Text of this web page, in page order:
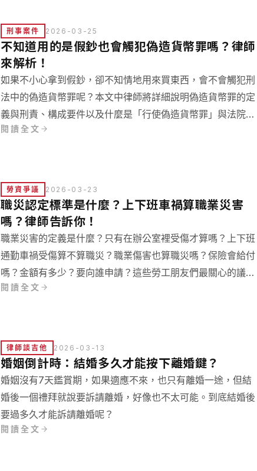
刑事案件 2026-03-25
不知道用的是假鈔也會觸犯偽造貨幣罪嗎？律師
來解析！
如果不小心拿到假鈔，卻不知情地用來買東西，會不會觸犯刑
法中的偽造貨幣罪呢？本文中律師將詳細說明偽造貨幣罪的定
義與刑責、構成要件以及什麼是「行使偽造貨幣罪」與法院見
解，並用判決幫助您快速了解刑法偽造貨幣罪！
閱讀全文
勞資爭議 2026-03-23
職災認定標準是什麼？上下班車禍算職業災害
嗎？律師告訴你！
職業災害的定義是什麼？只有在辦公室裡受傷才算嗎？上下班
通勤車禍受傷算不算職災？職業傷害也算職災嗎？保險會給付
嗎？金額有多少？要向誰申請？這些勞工朋友們最關心的議
題，就讓專業律師仔細說明，並附上職災判決幫你秒懂法院怎
閱讀全文
律師談吉他 2026-03-13
婚姻倒計時：結婚多久才能按下離婚鍵？
婚姻沒有7天鑑賞期，如果適應不來，也只有離婚一途，但結
婚後一個禮拜就說要訴請離婚，好像也不太可能。到底結婚後
要過多久才能訴請離婚呢？
閱讀全文